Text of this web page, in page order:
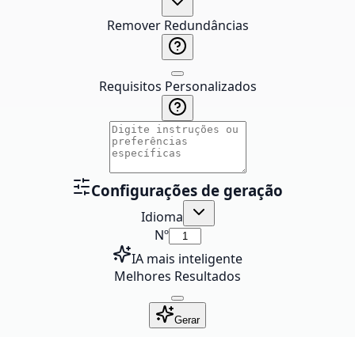
Remover Redundâncias
Requisitos Personalizados
Configurações de geração
Idioma
Nº
IA mais inteligente
Melhores Resultados
Gerar